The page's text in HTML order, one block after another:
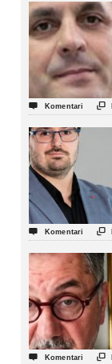
 Komentari 
 Komentari 
 Komentari 